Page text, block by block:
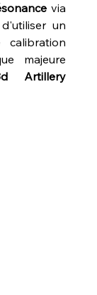
via
un
calibration
majeure
Artillery